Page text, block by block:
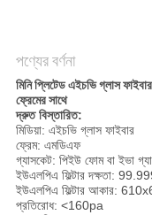
পণ্যের বর্ণনা
মিনি প্লিটেড এইচভি গ্লাস
ফ্রেমের সাথে
দ্রুত বিস্তারিত:
মিডিয়া: এইচভি গ্লাস ফাইবার
ফ্রেম: এমডিএফ
গ্যাসকেট: পিইউ ফোম বা ইভা
ইউএলপিএ ফিল্টার দক্ষতা:
ইউএলপিএ ফিল্টার আকার:
প্রতিরোধ: <160pa